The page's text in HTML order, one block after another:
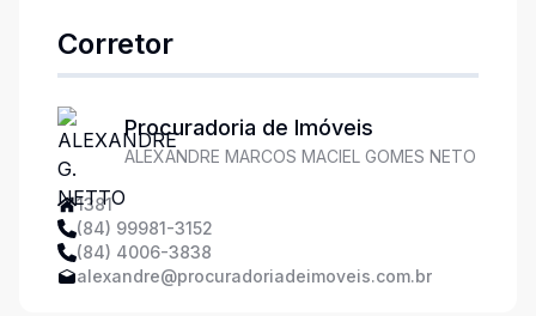
Corretor
Procuradoria de Imóveis
ALEXANDRE MARCOS MACIEL GOMES NETO
1381
(84) 99981-3152
(84) 4006-3838
alexandre@procuradoriadeimoveis.com.br